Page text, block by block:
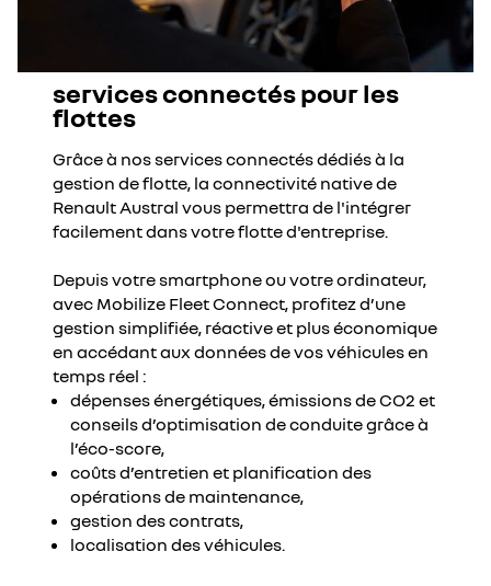
services connectés pour les
flottes
Grâce à nos services connectés dédiés à la
gestion de flotte, la connectivité native de
Renault Austral vous permettra de l'intégrer
facilement dans votre flotte d'entreprise.
Depuis votre smartphone ou votre ordinateur,
avec Mobilize Fleet Connect, profitez d’une
gestion simplifiée, réactive et plus économique
en accédant aux données de vos véhicules en
temps réel :
dépenses énergétiques, émissions de CO2 et
conseils d’optimisation de conduite grâce à
l’éco-score,
coûts d’entretien et planification des
opérations de maintenance,
gestion des contrats,
localisation des véhicules.